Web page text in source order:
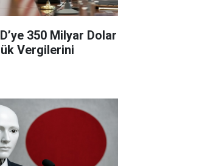
350 Milyar Dolar
Vergilerini